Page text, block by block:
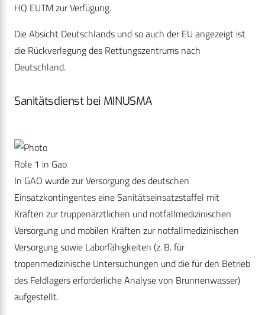
HQ EUTM zur Verfügung.
Die Absicht Deutschlands und so auch der EU angezeigt ist
die Rückverlegung des Rettungszentrums nach
Deutschland.
Sanitätsdienst bei MINUSMA
Role 1 in Gao
In GAO wurde zur Versorgung des deutschen
Einsatzkontingentes eine Sanitätseinsatzstaffel mit
Kräften zur truppenärztlichen und notfallmedizinischen
Versorgung und mobilen Kräften zur notfallmedizinischen
Versorgung sowie Laborfähigkeiten (z. B. für
tropenmedizinische Untersuchungen und die für den Betrieb
des Feldlagers erforderliche Analyse von Brunnenwasser)
aufgestellt.